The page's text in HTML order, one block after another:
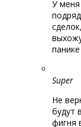
У
Super
Не
будут
фигня